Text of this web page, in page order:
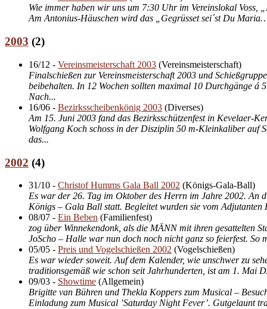
Wie immer haben wir uns um 7:30 Uhr im Vereinslokal Voss,
Am Antonius-Häuschen wird das „Gegrüsset sei´st Du
2003 (2)
16/12 - Vereinsmeisterschaft 2003 (Vereinsmeisterschaft)
Finalschießen zur Vereinsmeisterschaft 2003 und
beibehalten. In 12 Wochen sollten maximal 10 Durchgänge á
Nach...
16/06 - Bezirksscheibenkönig 2003 (Diverses)
Am 15. Juni 2003 fand das Bezirksschützenfest in Kevelaer-
Wolfgang Koch schoss in der Disziplin 50 m-Kleinkaliber auf
das...
2002 (4)
31/10 - Christof Humms Gala Ball 2002 (Königs-Gala-Ball)
Es war der 26. Tag im Oktober des Herrn im Jahre 2002. An
Königs – Gala Ball statt. Begleitet wurden sie vom
08/07 - Ein Beben (Familienfest)
zog über Winnekendonk, als die MÄNN mit ihren gesattelten
JoScho – Halle war nun doch noch nicht ganz so feierfest. So
05/05 - Preis und Vogelschießen 2002 (Vogelschießen)
Es war wieder soweit. Auf dem Kalender, wie unschwer zu
traditionsgemäß wie schon seit Jahrhunderten, ist am 1. Mai
09/03 - Showtime (Allgemein)
Brigitte van Bühren und Thekla Koppers zum Musical –
Einladung zum Musical ’Saturday Night Fever’. Gutgelaunt